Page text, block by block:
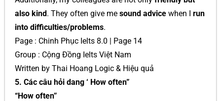
also kind. They often give me sound advice when I run
into difficulties/problems.
Page : Chinh Phục Ielts 8.0 | Page 14
Group : Cộng Đồng Ielts Việt Nam
Written by Thai Hoang Logic & Hiệu quả
5. Các câu hỏi dang ‘ How often”
“How often”